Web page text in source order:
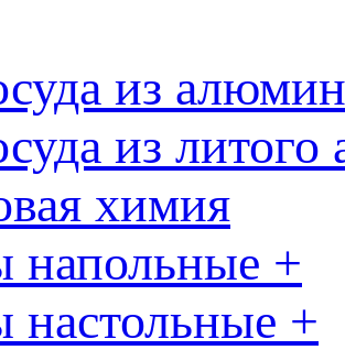
из
из
химия
напольные +
настольные +